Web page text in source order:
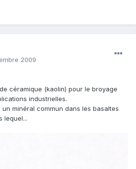
2009
céramique (kaolin) pour le broyage
industrielles.
minéral commun dans les basaltes
lequel...